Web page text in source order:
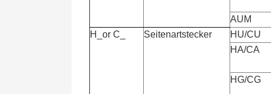
AUM
H_or C_
Seitenartstecker HU/CU
HA/CA
HG/CG